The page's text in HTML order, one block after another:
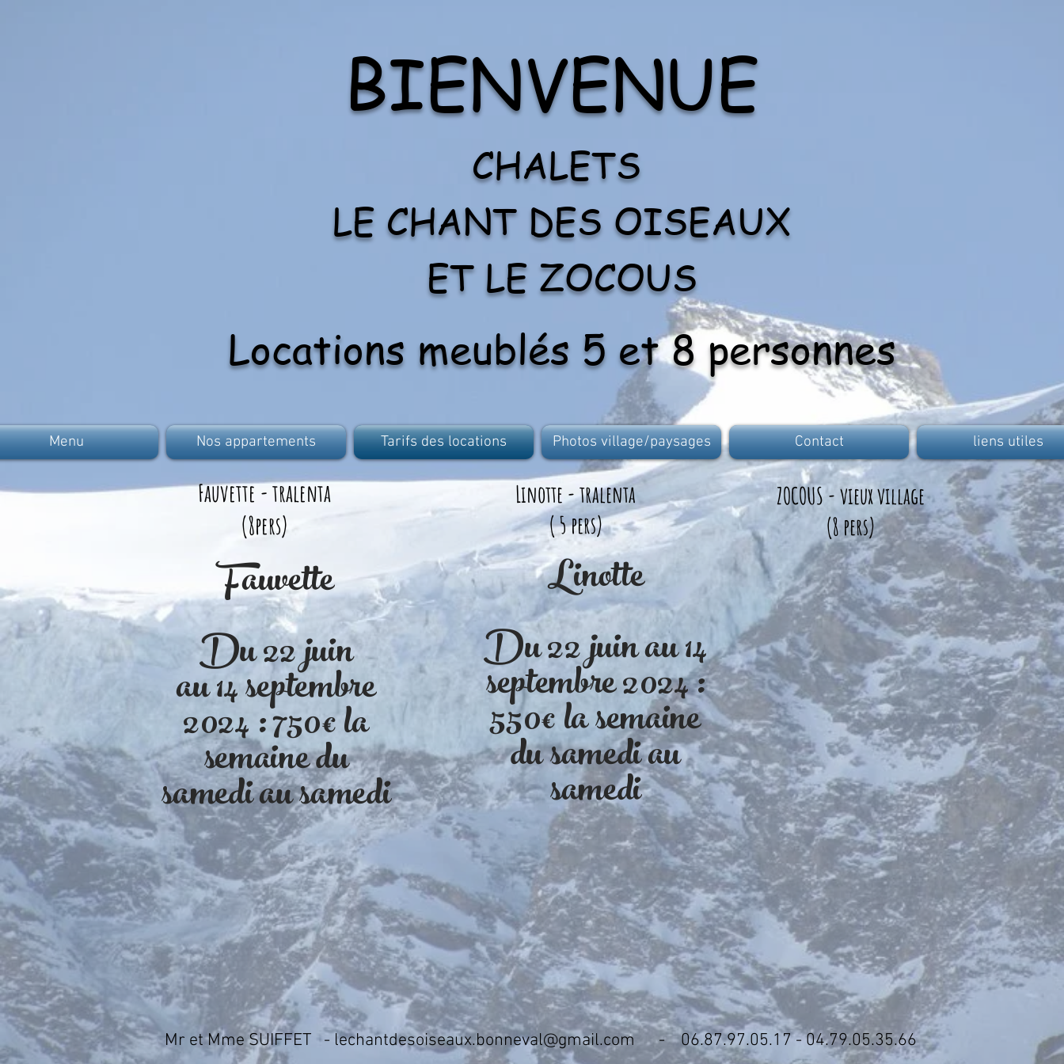
BIENVENUE
CHALETS
LE CHANT DES OISEAUX
ET LE ZOCOUS
Locations meublés 5 et 8 personnes
Menu Nos appartements Tarifs des locations Photos village/paysages Contact liens utiles
Fauvette - tralenta
(8pers)
Fauvette
Du 22 juin
au 14 septembre
2024 : 750€ la
semaine du
samedi au samedi
Linotte - tralenta
( 5 pers)
ZOCOUS - vieux village
(8 pers)
Linotte
Du 22 juin au 14
septembre 2024 :
550€ la semaine
du samedi au
samedi
Mr et Mme SUIFFET - lechantdesoiseaux.bonneval@gmail.com - 06.87.97.05.17 - 04.79.05.35.66